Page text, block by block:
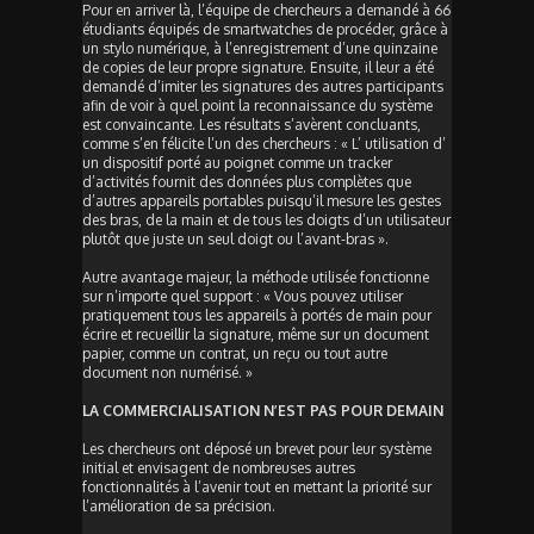
Pour en arriver là, l’équipe de chercheurs a demandé à 66
étudiants équipés de smartwatches de procéder, grâce à
un stylo numérique, à l’enregistrement d’une quinzaine
de copies de leur propre signature. Ensuite, il leur a été
demandé d’imiter les signatures des autres participants
afin de voir à quel point la reconnaissance du système
est convaincante. Les résultats s’avèrent concluants,
comme s’en félicite l’un des chercheurs : « L’ utilisation d’
un dispositif porté au poignet comme un tracker
d’activités fournit des données plus complètes que
d’autres appareils portables puisqu’il mesure les gestes
des bras, de la main et de tous les doigts d’un utilisateur
plutôt que juste un seul doigt ou l’avant-bras ».
Autre avantage majeur, la méthode utilisée fonctionne
sur n’importe quel support : « Vous pouvez utiliser
pratiquement tous les appareils à portés de main pour
écrire et recueillir la signature, même sur un document
papier, comme un contrat, un reçu ou tout autre
document non numérisé. »
LA COMMERCIALISATION N’EST PAS POUR DEMAIN
Les chercheurs ont déposé un brevet pour leur système
initial et envisagent de nombreuses autres
fonctionnalités à l’avenir tout en mettant la priorité sur
l’amélioration de sa précision.